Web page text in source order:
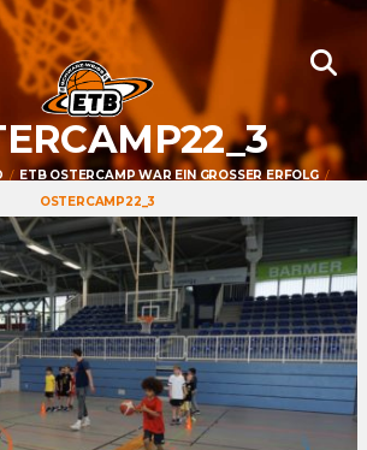
ETB OSTERCAMP WAR EIN GROSSER ERFOLG
OSTERCAMP22_3